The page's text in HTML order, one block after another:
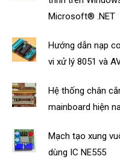
Microsoft® .NET
Hướng dẫn nạp
vi xử lý 8051 và
Hệ thống chân
mainboard hiện
Mạch tạo xung
dùng IC NE555